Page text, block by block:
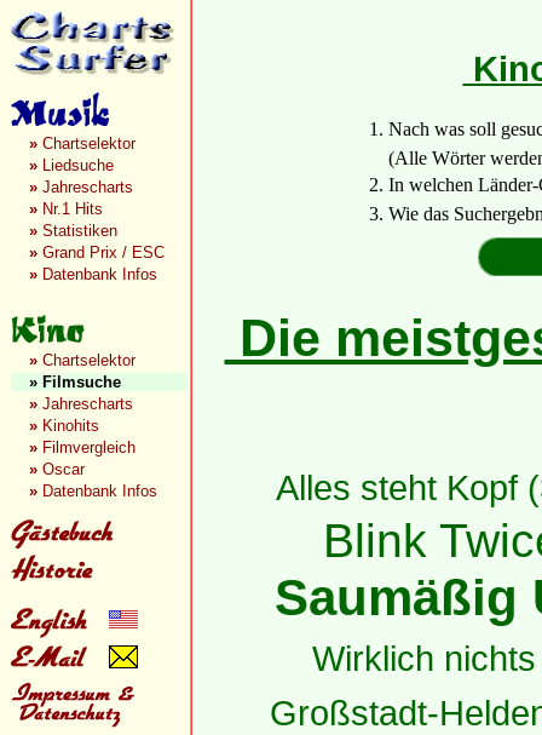
» Chartselektor
» Liedsuche
» Jahrescharts
» Nr.1 Hits
» Statistiken
» Grand Prix / ESC
» Datenbank Infos
» Chartselektor
» Filmsuche
» Jahrescharts
» Kinohits
» Filmvergleich
» Oscar
» Datenbank Infos
1. Nach was soll
(Alle Wörter
2. In welchen Länder-
3. Wie das
Die
Alles steht Kopf
Blink
Saumäßig
Wirklich
Großstadt-